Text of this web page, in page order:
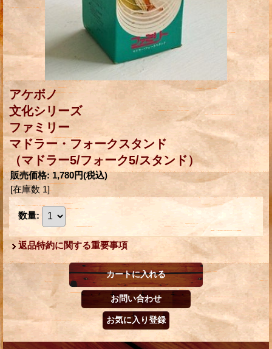
アケボノ
文化シリーズ
ファミリー
マドラー・フォークスタンド
（マドラー5/フォーク5/スタンド）
販売価格: 1,780円(税込)
[在庫数 1]
数量:
返品特約に関する重要事項